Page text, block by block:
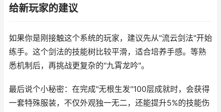
给新玩家的建议
如果你是刚接触这个系统的玩家，建议先从"流云剑法"开始
练手。这个剑法的技能树比较平滑，适合培养手感。等熟
悉机制后，再挑战更复杂的"九霄龙吟"。
最后说个小秘密：在完成"无根生发"100层成就时，会获得
一套特殊服装，不仅外观独一无二，还能提升5%的技能伤